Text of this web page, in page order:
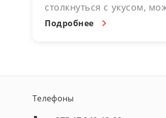
столкнуться с укусом,
существенно снизить
Подробнее
Телефоны